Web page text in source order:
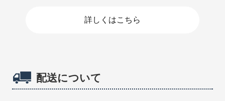
詳しくはこちら
配送について